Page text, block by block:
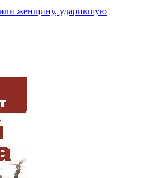
женщину, ударившую